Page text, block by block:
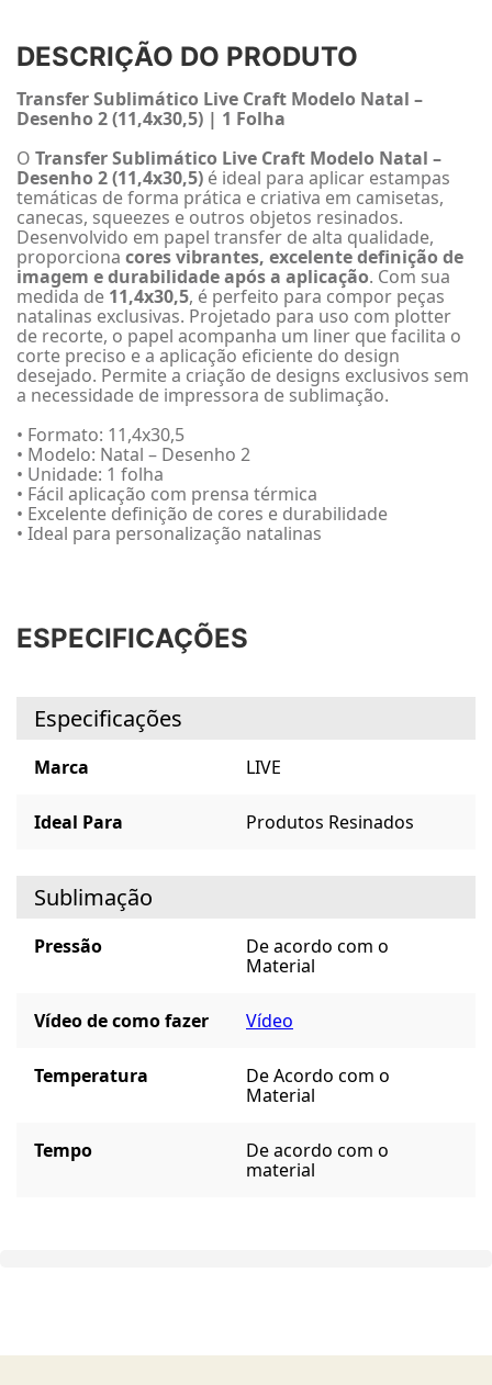
DESCRIÇÃO DO PRODUTO
Transfer Sublimático Live Craft Modelo Natal –
Desenho 2 (11,4x30,5) | 1 Folha
O Transfer Sublimático Live Craft Modelo Natal –
Desenho 2 (11,4x30,5) é ideal para aplicar estampas
temáticas de forma prática e criativa em camisetas,
canecas, squeezes e outros objetos resinados.
Desenvolvido em papel transfer de alta qualidade,
proporciona cores vibrantes, excelente definição de
imagem e durabilidade após a aplicação. Com sua
medida de 11,4x30,5, é perfeito para compor peças
natalinas exclusivas. Projetado para uso com plotter
de recorte, o papel acompanha um liner que facilita o
corte preciso e a aplicação eficiente do design
desejado. Permite a criação de designs exclusivos sem
a necessidade de impressora de sublimação.
• Formato: 11,4x30,5
• Modelo: Natal – Desenho 2
• Unidade: 1 folha
• Fácil aplicação com prensa térmica
• Excelente definição de cores e durabilidade
• Ideal para personalização natalinas
ESPECIFICAÇÕES
Especificações
Marca LIVE
Ideal Para Produtos Resinados
Sublimação
Pressão
De acordo com o
Material
Vídeo de como fazer Vídeo
Temperatura
De Acordo com o
Material
Tempo
De acordo com o
material